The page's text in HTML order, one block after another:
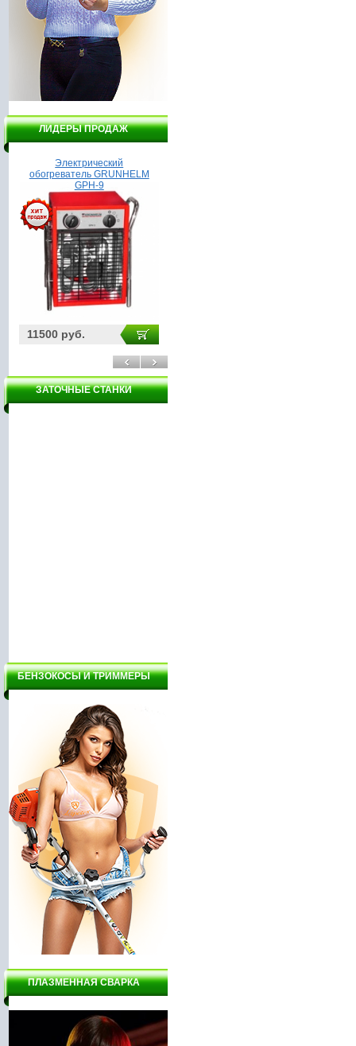
ЛИДЕРЫ ПРОДАЖ
Электрический
обогреватель GRUNHELM
GPH-9
11500 руб.
ЗАТОЧНЫЕ СТАНКИ
БЕНЗОКОСЫ И ТРИММЕРЫ
ПЛАЗМЕННАЯ СВАРКА